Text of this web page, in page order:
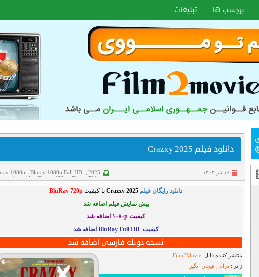
برچسب ها تبلیغات
دانلود فیلم Crazxy 2025
۱۶ تیر ۱۴۰۴ 2025
1080p Bluray 1080p Full HD
Bluray 480p
Bluray 720p دانلود فیلم
دانلود رایگان فیلم Crazxy 2025با کیفیت BluRay 720p
پیش نمایش فیلم اضافه شد
کیفیت ۱۰۸۰p
اضافه شد
کیفیت BluRay Full HD اضافه شد
نسخه دوبله فارسی اضافه شد
منتشر کننده فایل: Film2Movie
ژانر : درام , هیجان انگیز